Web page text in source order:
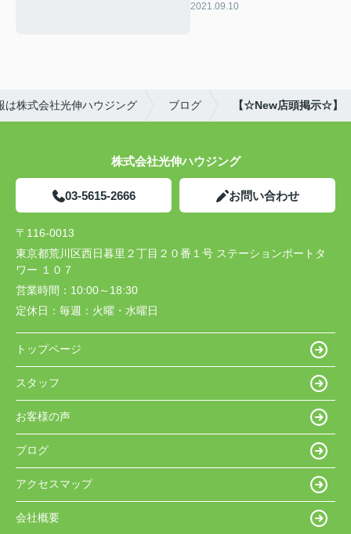
2021.09.10
は株式会社光伸ハウジング ブログ 【☆New店頭掲示☆】
株式会社光伸ハウジング
03-5615-2666 お問い合わせ
〒116-0013
東京都荒川区西日暮里２丁目２０番１号 ステーションポートタ
ワー １０７
営業時間： 10:00～18:30
定休日： 毎週：火曜・水曜日
トップページ
スタッフ
お客様の声
ブログ
アクセスマップ
会社概要